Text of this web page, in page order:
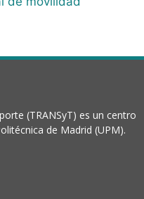
(TRANSyT) es un centro
de Madrid (UPM).